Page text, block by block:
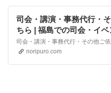
司会・講演・事務代行・
ちら | 福島での司会・イ
はのりぷろへお任せくだ
noripuro.com